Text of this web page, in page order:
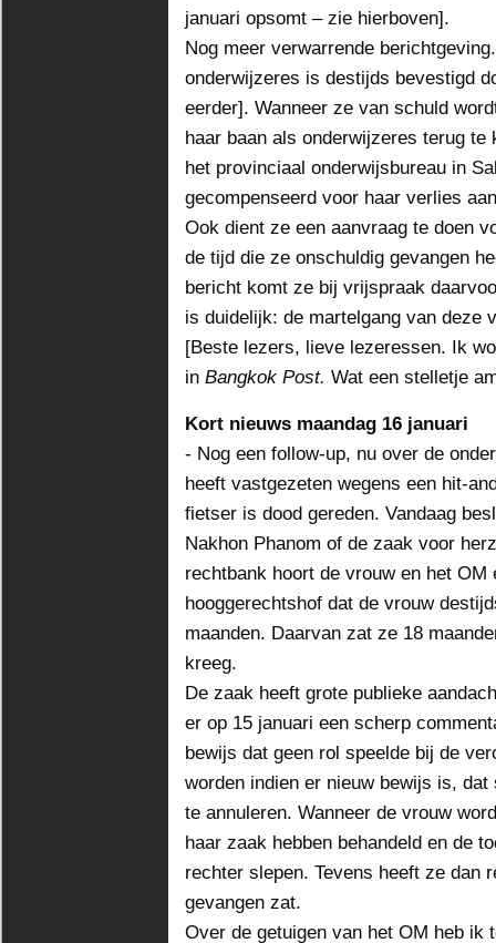
januari opsomt – zie hierboven].
Nog meer verwarrende
onderwijzeres is destijds bevestigd
eerder]. Wanneer ze van schuld
haar baan als onderwijzeres terug
het provinciaal onderwijsbureau in
gecompenseerd voor haar verlies
Ook dient ze een aanvraag te doen
de tijd die ze onschuldig gevangen
bericht komt ze bij vrijspraak
is duidelijk: de martelgang van deze
[Beste lezers, lieve lezeressen. Ik
in Bangkok Post. Wat een stelletje
Kort nieuws maandag 16 januari
- Nog een follow-up, nu over de
heeft vastgezeten wegens een hit-
fietser is dood gereden. Vandaag
Nakhon Phanom of de zaak voor
rechtbank hoort de vrouw en het
hooggerechtshof dat de vrouw
maanden. Daarvan zat ze 18
kreeg.
De zaak heeft grote publieke
er op 15 januari een scherp
bewijs dat geen rol speelde bij de
worden indien er nieuw bewijs is,
te annuleren. Wanneer de vrouw
haar zaak hebben behandeld en de
rechter slepen. Tevens heeft ze dan
gevangen zat.
Over de getuigen van het OM heb ik